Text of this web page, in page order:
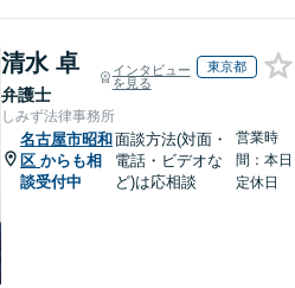
清水 卓
弁護士
インタビュー
を見る
東京都
しみず法律事務所
名古屋市昭和
区 からも相
談受付中
面談方法(対面・
電話・ビデオな
ど)は応相談
営業時
間：本日
定休日